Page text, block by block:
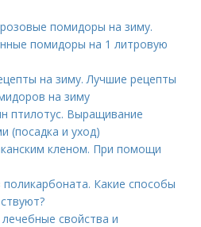
помидоры на зиму.
помидоры на 1 литровую
на зиму. Лучшие рецепты
на зиму
птилотус. Выращивание
(посадка и уход)
кленом. При помощи
Какие способы
свойства и